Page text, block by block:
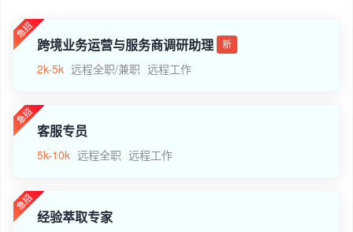
跨境业务运营与服务商调研助理 新
2k-5k 远程全职/兼职 远程工作
客服专员
5k-10k 远程全职 远程工作
经验萃取专家